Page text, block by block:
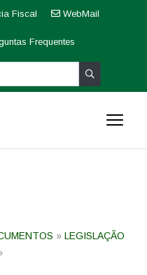
Fiscal WebMail
Frequentes
» LEGISLAÇÃO